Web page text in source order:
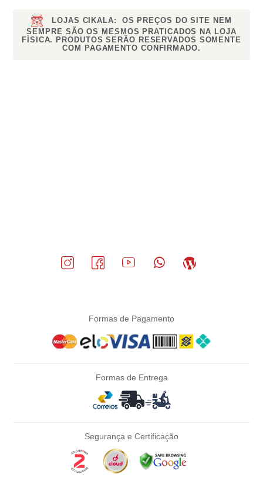
LOJAS CIKALA:
OS PREÇOS DO SITE NEM
SEMPRE SÃO OS MESMOS PRATICADOS NA LOJA
FÍSICA. PRODUTOS SERÃO RESERVADOS SOMENTE
COM PAGAMENTO CONFIRMADO.
Formas de Pagamento
Formas de Entrega
Segurança e Certificação